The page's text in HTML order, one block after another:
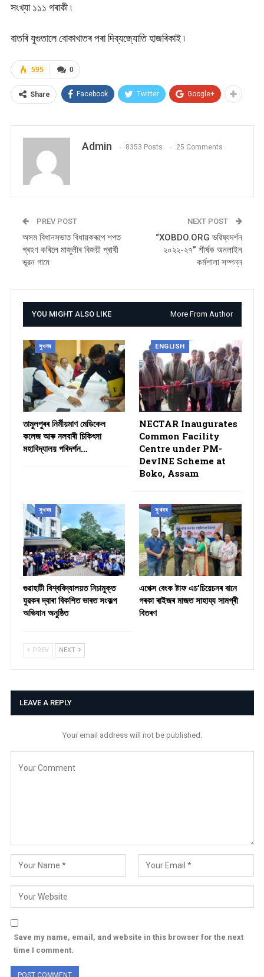
সংখ্যা ১১১ গৰাকী ৷
বাতৰি যুগুতালে বোকাখাতৰ পৰা দিব্যজ্যোতি হাজৰিকাই ৷
0
595
Share Facebook Twitter Google+
Admin 8353 Posts 25 Comments
PREV POST
অসম বিধানসভাত বিধায়কৰূপে শপত
গ্ৰহণ কৰিলে মাজুলীৰ বিজয়ী প্ৰাৰ্থী
ভূৱন গামে
NEXT POST
“XOBDO.ORG ভৱিষ্যদৰ্শন
২০২২-২৭” শীৰ্ষক অনলাইন
কৰ্মশালা সম্পন্ন
YOU MIGHT ALSO LIKE More From Author
সুখবৰ
তামুলপুৰৰ নিৰ্মীয়মাণ মেডিকেল
কলেজ আৰু নলবাৰী চিকিৎসা
মহাবিদ্যালয় পৰিদৰ্শন…
ENGLISH
NECTAR Inaugurates
Common Facility
Centre under PM-
DevINE Scheme at
Boko, Assam
সুখবৰ
গুৱাহাটী বিশ্ববিদ্যালয়ত নিচামুক্ত
যুৱকৰ দ্বাৰা বিকশিত ভাৰত সংকল্প
অভিযান অনুষ্ঠিত
সুখবৰ
​এপেক্স বেংক ষ্টাফ এচ’চিয়েচনৰ বানে
গৰকা ৰাইজৰ মাজত সাহায্য সামগ্ৰী
বিতৰণ ​
PREV NEXT
LEAVE A REPLY
Your email address will not be published.
Save my name, email, and website in this browser for the next
time I comment.